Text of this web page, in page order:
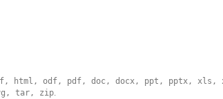
odf, pdf, doc, docx, ppt, pptx, xls,
tar, zip.